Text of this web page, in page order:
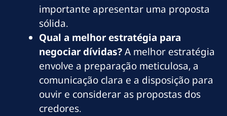
importante apresentar uma proposta
sólida.
Qual a melhor estratégia para
negociar dívidas?A melhor estratégia
envolve a preparação meticulosa, a
comunicação clara e a disposição para
ouvir e considerar as propostas dos
credores.